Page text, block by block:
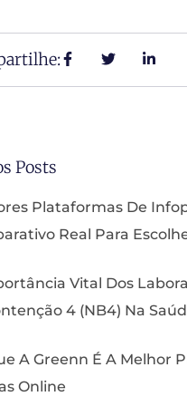
Posts
Plataformas De
Real Para
Vital Dos
4 (NB4) Na
A Greenn É A Melhor
Online